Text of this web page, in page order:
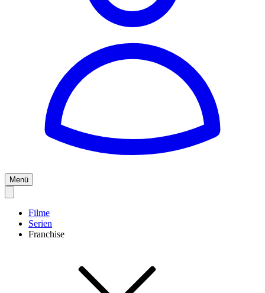
Menü
Filme
Serien
Franchise